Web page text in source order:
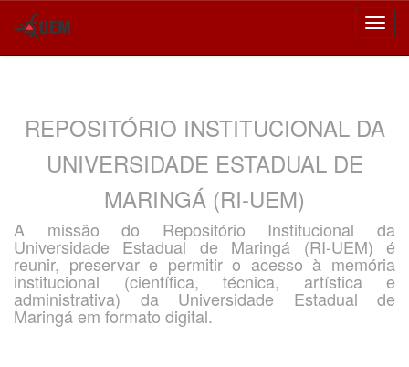
REPOSITÓRIO INSTITUCIONAL DA
UNIVERSIDADE ESTADUAL DE
MARINGÁ (RI-UEM)
A missão do Repositório Institucional da
Universidade Estadual de Maringá (RI-UEM) é
reunir, preservar e permitir o acesso à memória
institucional (científica, técnica, artística e
administrativa) da Universidade Estadual de
Maringá em formato digital.